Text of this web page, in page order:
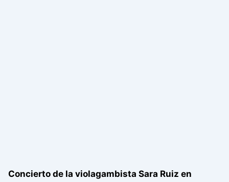
Concierto de la violagambista Sara Ruiz en